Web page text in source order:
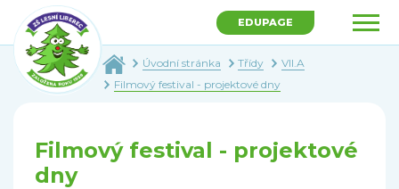
EDUPAGE
Úvodní stránka Třídy
VII.A
Filmový festival - projektové dny
Filmový festival - projektové
dny